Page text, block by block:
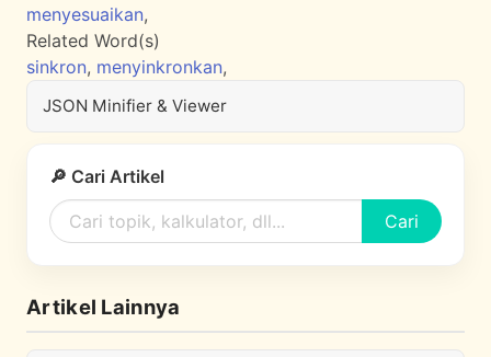
menyesuaikan,
Related Word(s)
sinkron, menyinkronkan,
JSON Minifier & Viewer
🔎 Cari Artikel
Cari
Artikel Lainnya